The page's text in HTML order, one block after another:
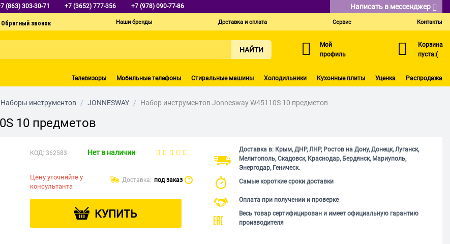
(863) 303-30-71 +7 (3652) 777-356 +7 (978) 090-77-86 Написать в мессенджер
Наши бренды Доставка и оплата Сервис Контакты
НАЙТИ
Мой
профиль
Корзина
пуста:(
Телевизоры Мобильные телефоны Стиральные машины Холодильники Кухонные плиты Уценка Распродажа
Наборы инструментов / JONNESWAY / Набор инструментов Jonnesway W45110S 10 предметов
10 предметов
КОД: 362583 Нет в наличии
Цену уточняйте у
консультанта
Доставка: под заказ ?
КУПИТЬ
Доставка в: Крым, ДНР, ЛНР, Ростов на Дону, Донецк, Луганск,
Мелитополь, Скадовск, Краснодар, Бердянск, Мариуполь,
Энергодар, Геническ.
Самые короткие сроки доставки
Оплата при получении и проверке
Весь товар сертифицирован и имеет официальную гарантию
производителя